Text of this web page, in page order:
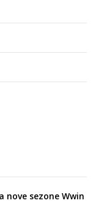
nove sezone Wwin